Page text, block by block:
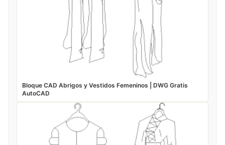
Bloque CAD Abrigos y Vestidos Femeninos | DWG Gratis
AutoCAD